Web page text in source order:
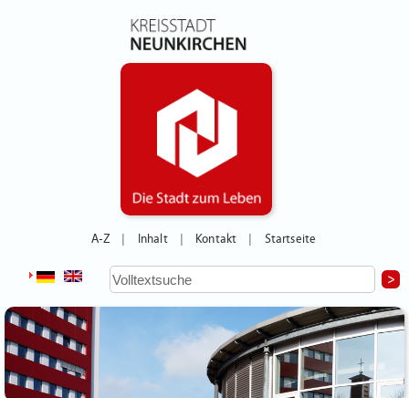
A-Z Inhalt Kontakt Startseite